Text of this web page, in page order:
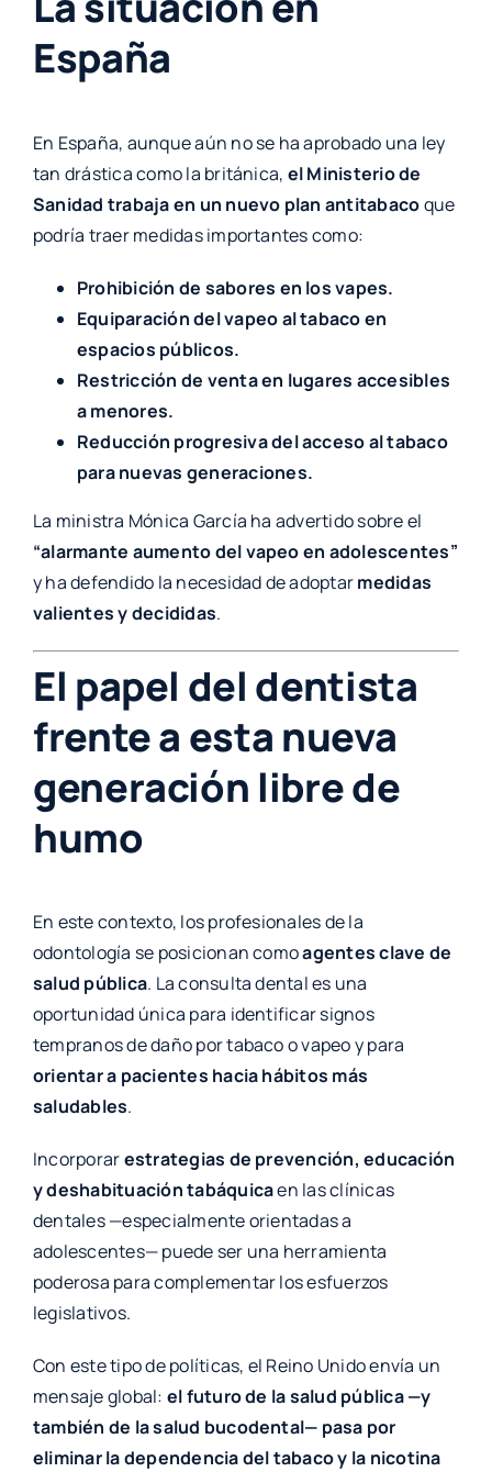
España
En España, aunque aún no se ha aprobado una ley
tan drástica como la británica, el Ministerio de
Sanidad trabaja en un nuevo plan antitabacoque
podría traer medidas importantes como:
Prohibición de sabores en los vapes.
Equiparación del vapeo al tabaco en
espacios públicos.
Restricción de venta en lugares accesibles
a menores.
Reducción progresiva del acceso al tabaco
para nuevas generaciones.
La ministra Mónica García ha advertido sobre el
“alarmante aumento del vapeo en adolescentes”
y ha defendido la necesidad de adoptarmedidas
valientes y decididas.
El papel del dentista
frente a esta nueva
generación libre de
humo
En este contexto, los profesionales de la
odontología se posicionan comoagentes clave de
salud pública. La consulta dental es una
oportunidad única para identificar signos
tempranos de daño por tabaco o vapeo y para
orientar a pacientes hacia hábitos más
saludables.
Incorporarestrategias de prevención, educación
y deshabituación tabáquicaen las clínicas
dentales —especialmente orientadas a
adolescentes— puede ser una herramienta
poderosa para complementar los esfuerzos
legislativos.
Con este tipo de políticas, el Reino Unido envía un
mensaje global: el futuro de la salud pública —y
también de la salud bucodental— pasa por
eliminar la dependencia del tabaco y la nicotina